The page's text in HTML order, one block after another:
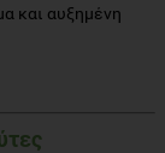
και αυξημένη